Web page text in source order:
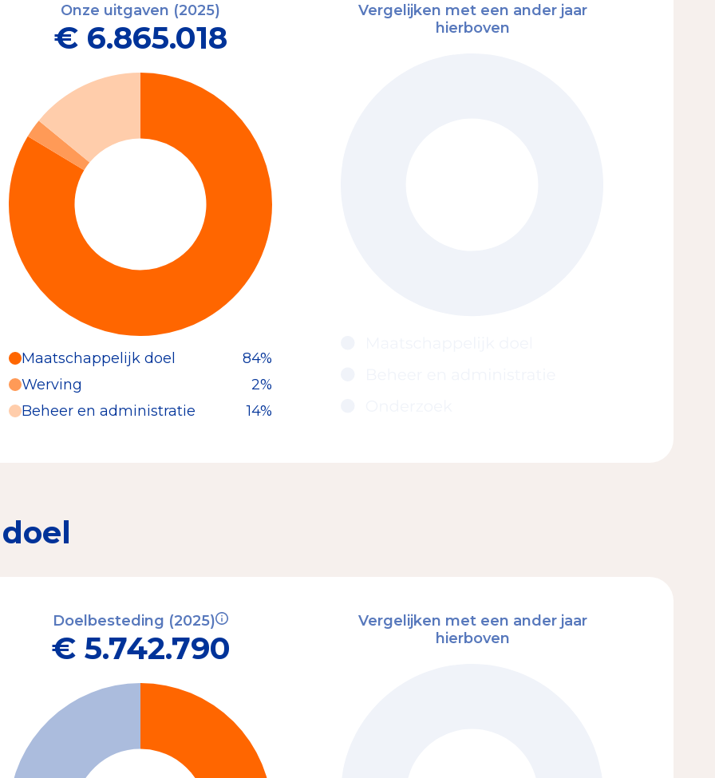
Vergelijken met een ander jaar
hierboven
Onze uitgaven (2025)
€ 6.865.018
Maatschappelijk doel
84%
Werving
2%
Beheer en administratie
14%
Vergelijken met een ander jaar
hierboven
Doelbesteding (2025)
€ 5.742.790